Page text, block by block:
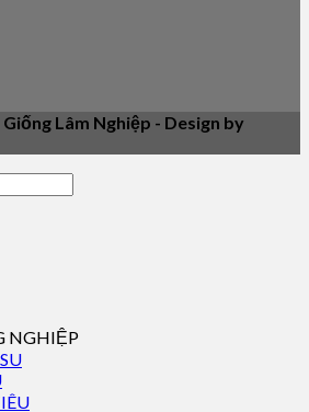
Giống Lâm Nghiệp - Design by
NGHIỆP